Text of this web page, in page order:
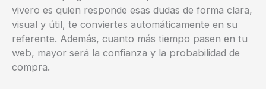
vivero es quien responde esas dudas de forma clara,
visual y útil, te conviertes automáticamente en su
referente. Además, cuanto más tiempo pasen en tu
web, mayor será la confianza y la probabilidad de
compra.